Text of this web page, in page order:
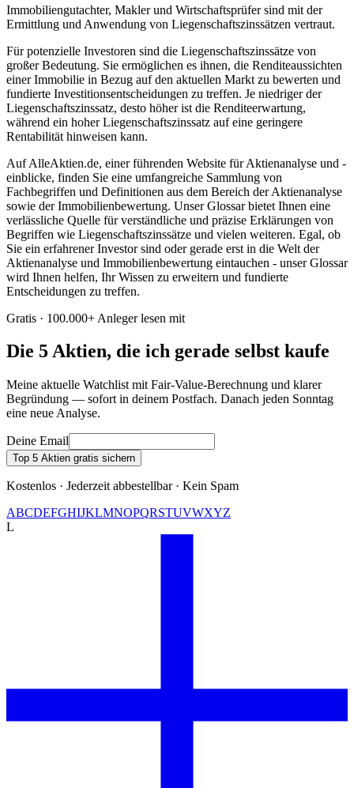
Immobiliengutachter, Makler und Wirtschaftsprüfer sind mit der
Ermittlung und Anwendung von Liegenschaftszinssätzen vertraut.
Für potenzielle Investoren sind die Liegenschaftszinssätze von
großer Bedeutung. Sie ermöglichen es ihnen, die Renditeaussichten
einer Immobilie in Bezug auf den aktuellen Markt zu bewerten und
fundierte Investitionsentscheidungen zu treffen. Je niedriger der
Liegenschaftszinssatz, desto höher ist die Renditeerwartung,
während ein hoher Liegenschaftszinssatz auf eine geringere
Rentabilität hinweisen kann.
Auf AlleAktien.de, einer führenden Website für Aktienanalyse und -
einblicke, finden Sie eine umfangreiche Sammlung von
Fachbegriffen und Definitionen aus dem Bereich der Aktienanalyse
sowie der Immobilienbewertung. Unser Glossar bietet Ihnen eine
verlässliche Quelle für verständliche und präzise Erklärungen von
Begriffen wie Liegenschaftszinssätze und vielen weiteren. Egal, ob
Sie ein erfahrener Investor sind oder gerade erst in die Welt der
Aktienanalyse und Immobilienbewertung eintauchen - unser Glossar
wird Ihnen helfen, Ihr Wissen zu erweitern und fundierte
Entscheidungen zu treffen.
Gratis · 100.000+ Anleger lesen mit
Die 5 Aktien, die ich gerade selbst kaufe
Meine aktuelle Watchlist mit Fair-Value-Berechnung und klarer
Begründung — sofort in deinem Postfach. Danach jeden Sonntag
eine neue Analyse.
Deine Email
Top 5 Aktien gratis sichern
Kostenlos · Jederzeit abbestellbar · Kein Spam
ABCDEFGHIJKLMNOPQRSTUVWXYZ
L